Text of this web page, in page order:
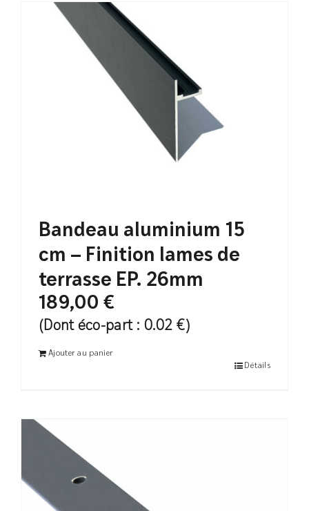
Bandeau aluminium 15
cm – Finition lames de
terrasse EP. 26mm
189,00 €
(Dont éco-part : 0.02 €)
Ajouter au panier
Détails